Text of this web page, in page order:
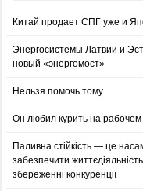
Китай продает СПГ уже и
Энергосистемы Латвии и
новый «энергомост»
Нельзя помочь тому
Он любил курить на рабочем
Паливна стійкість — це
забезпечити
збереженні конкуренції